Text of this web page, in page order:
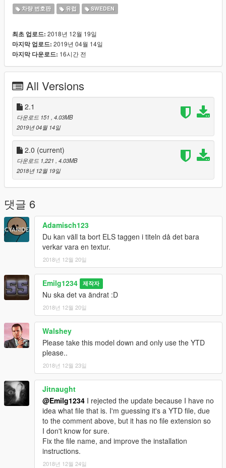
차량 번호판 유럽 SWEDEN
최초 업로드: 2018년 12월 19일
마지막 업로드: 2019년 04월 14일
마지막 다운로드: 16시간 전
All Versions
2.1
다운로드 151
, 4.03MB
2019년 04월 14일
2.0 (current)
다운로드 1,221
, 4.03MB
2018년 12월 19일
댓글 6
Adamisch123
Du kan väll ta bort ELS taggen i titeln då det bara
verkar vara en textur.
2018년 12월 20일
Emilg1234 제작자
Nu ska det va ändrat :D
2018년 12월 20일
Walshey
Please take this model down and only use the YTD
please..
2018년 12월 23일
Jitnaught
@Emilg1234 I rejected the update because I have no
idea what file that is. I'm guessing it's a YTD file, due
to the comment above, but it has no file extension so
I don't know for sure.
Fix the file name, and improve the installation
instructions.
2018년 12월 24일